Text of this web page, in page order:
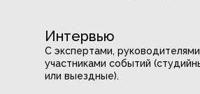
Интервью
С экспертами,
участниками событий
или выездные).